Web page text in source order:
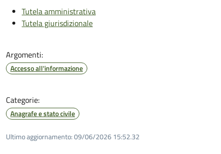
Tutela amministrativa
Tutela giurisdizionale
Argomenti:
Accesso all'informazione
Categorie:
Anagrafe e stato civile
Ultimo aggiornamento:09/06/2026 15:52.32